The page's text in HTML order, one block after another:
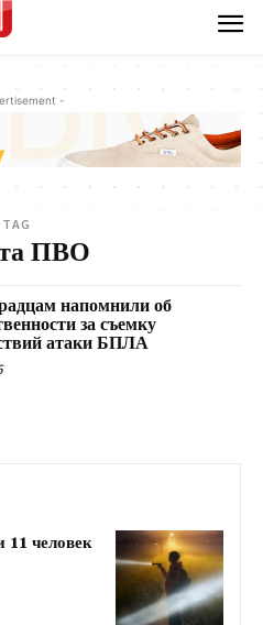
-
TAG
ПВО
напомнили об
за съемку
атаки БПЛА
11 человек